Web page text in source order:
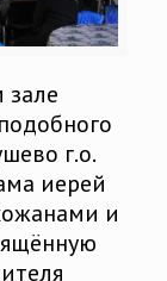
зале
г.о.
иерей
и